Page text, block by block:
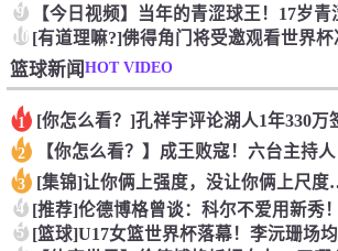
9
10
篮球新闻HOT VIDEO
1
2
3 [集锦]让你俩上强度，没让你俩上尺
4
5 [篮球]U17女篮世界杯落幕！李沅珊场